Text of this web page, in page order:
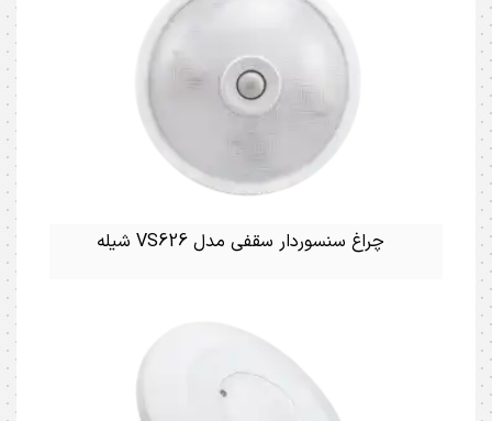
چراغ سنسوردار سقفی مدل VS626 شیله